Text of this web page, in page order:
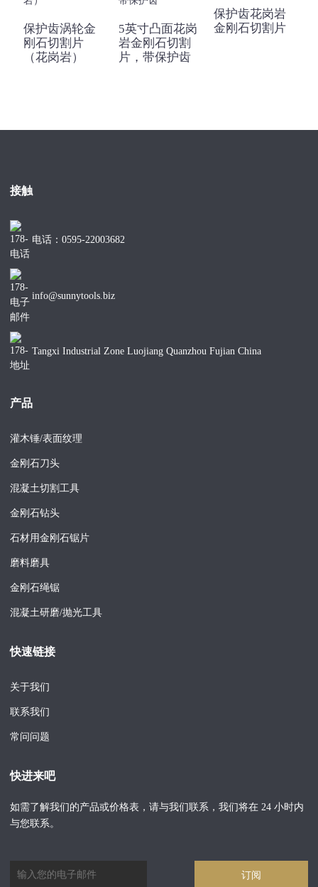
保护齿涡轮金
刚石切割片
（花岗岩）
5英寸凸面花岗
岩金刚石切割
片，带保护齿
保护齿花岗岩
金刚石切割片
接触
电话：0595-22003682
info@sunnytools.biz
Tangxi Industrial Zone Luojiang Quanzhou Fujian China
产品
灌木锤/表面纹理
金刚石刀头
混凝土切割工具
金刚石钻头
石材用金刚石锯片
磨料磨具
金刚石绳锯
混凝土研磨/抛光工具
快速链接
关于我们
联系我们
常问问题
快进来吧
如需了解我们的产品或价格表，请与我们联系，我们将在 24 小时内
与您联系。
订阅